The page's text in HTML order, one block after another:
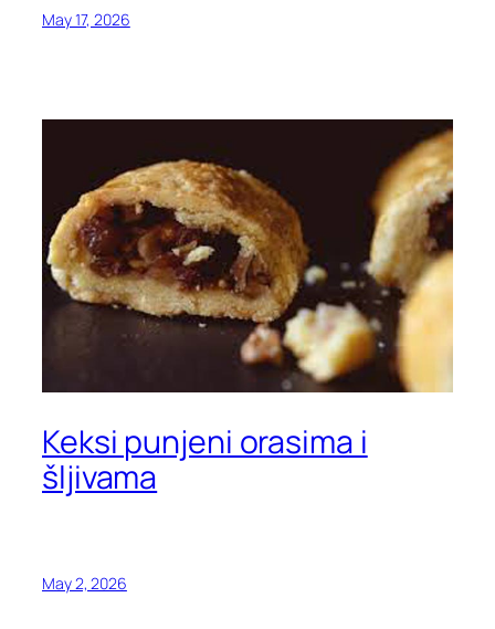
May 17, 2026
Keksi punjeni orasima i
šljivama
May 2, 2026